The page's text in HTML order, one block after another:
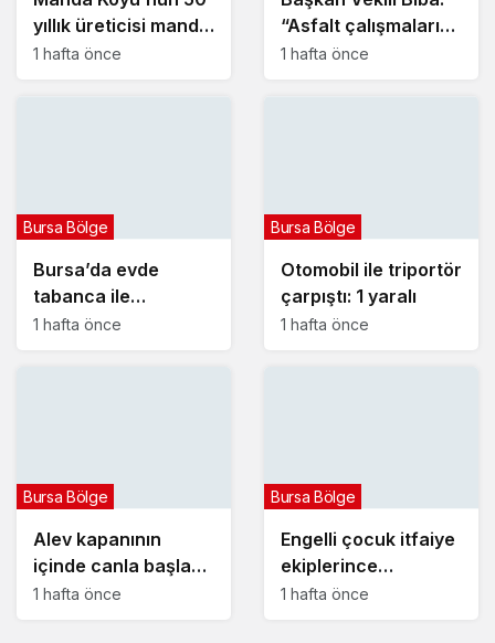
yıllık üreticisi manda
sucuğu ve
1 hafta önce
“Asfalt çalışmalarını
12 kat artırdık”
1 hafta önce
Bursa’da evde
tabanca ile
vurulmuş halde ölü
Bursa Bölge
1 hafta önce
Otomobil ile triportör
çarpıştı: 1 yaralı
Bursa Bölge
1 hafta önce
Alev kapanının
içinde canla başla
mücadele ettiler:
Bursa Bölge
1 hafta önce
Engelli çocuk itfaiye
ekiplerince
yangından kurtarıldı
Bursa Bölge
1 hafta önce